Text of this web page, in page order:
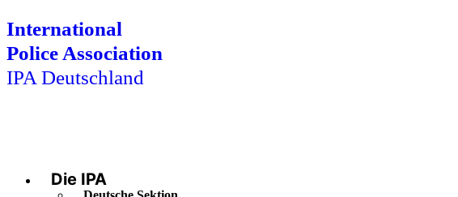
International
Police Association
IPA Deutschland
Die IPA